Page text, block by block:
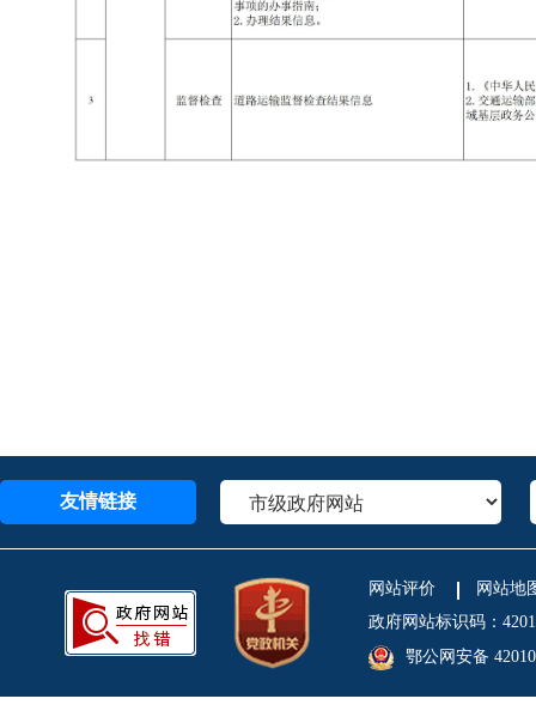
友情链接
网站评价
网站地
政府网站标识码：
鄂公网安备